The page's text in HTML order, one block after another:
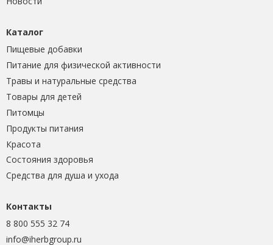
Каталог
Пищевые добавки
Питание для физической активности
Травы и натуральные средства
Товары для детей
Питомцы
Продукты питания
Красота
Состояния здоровья
Средства для душа и ухода
Контакты
8 800 555 32 74
info@iherbgroup.ru